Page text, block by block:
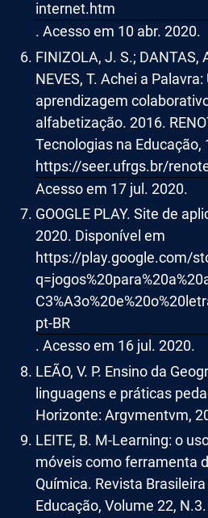
internet.htm
. Acesso em 10 abr. 2020.
FINIZOLA, J. S.; DANTAS,
NEVES, T. Achei a
aprendizagem
alfabetização. 2016.
Tecnologias na Educação,
https://seer.ufrgs.br/
Acesso em 17 jul. 2020.
GOOGLE PLAY. Site de
2020. Disponível em
https://play.google.com/
pt-BR
. Acesso em 16 jul. 2020.
LEÃO, V. P. Ensino da
linguagens e práticas
Horizonte: Argvmentvm,
LEITE, B. M-Learning: o
móveis como ferramenta
Química. Revista
Educação, Volume 22,